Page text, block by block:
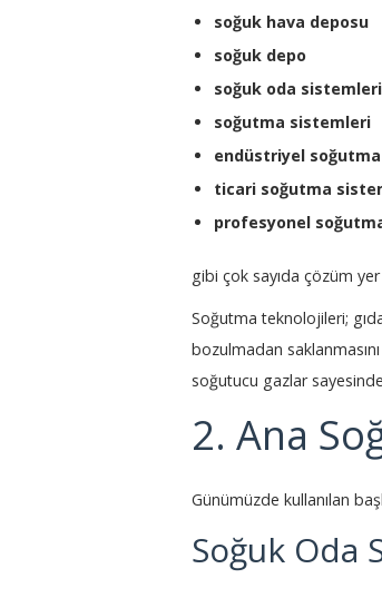
soğuk hava deposu
soğuk depo
soğuk oda sistemleri
soğutma sistemleri
endüstriyel
ticari soğutma
profesyonel
gibi çok sayıda çözüm
Soğutma teknolojileri;
bozulmadan
soğutucu gazlar
2. Ana
Günümüzde kullanılan
Soğuk Oda